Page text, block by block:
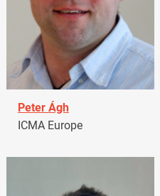
Peter Ágh
ICMA Europe